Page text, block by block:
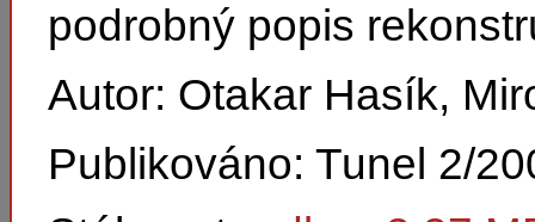
podrobný popis
Autor: Otakar Hasík,
Publikováno: Tunel 2/